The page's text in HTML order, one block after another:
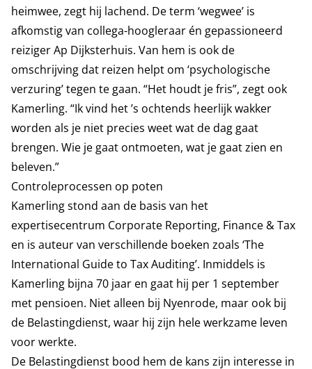
heimwee, zegt hij lachend. De term ‘wegwee’ is
afkomstig van collega-hoogleraar én gepassioneerd
reiziger Ap Dijksterhuis. Van hem is ook de
omschrijving dat reizen helpt om ‘psychologische
verzuring’ tegen te gaan. “Het houdt je fris”, zegt ook
Kamerling. “Ik vind het ’s ochtends heerlijk wakker
worden als je niet precies weet wat de dag gaat
brengen. Wie je gaat ontmoeten, wat je gaat zien en
beleven.”
Controleprocessen op poten
Kamerling stond aan de basis van het
expertisecentrum Corporate Reporting, Finance & Tax
en is auteur van verschillende boeken zoals ‘The
International Guide to Tax Auditing’. Inmiddels is
Kamerling bijna 70 jaar en gaat hij per 1 september
met pensioen. Niet alleen bij Nyenrode, maar ook bij
de Belastingdienst, waar hij zijn hele werkzame leven
voor werkte.
De Belastingdienst bood hem de kans zijn interesse in